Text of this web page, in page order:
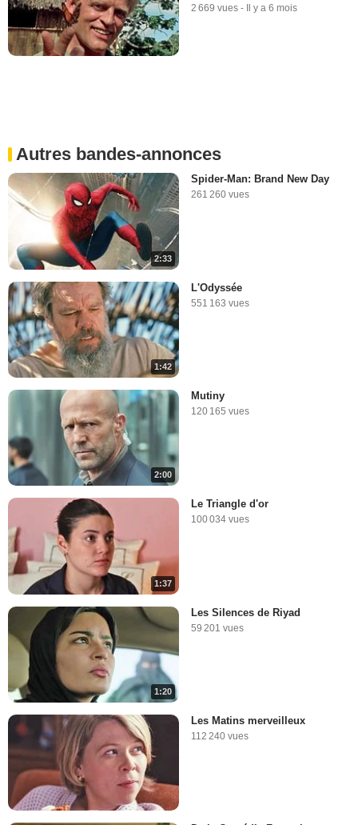
2 669 vues - Il y a 6 mois
Autres bandes-annonces
2:33
Spider-Man: Brand New Day
261 260 vues
1:42
L'Odyssée
551 163 vues
2:00
Mutiny
120 165 vues
1:37
Le Triangle d'or
100 034 vues
1:20
Les Silences de Riyad
59 201 vues
Les Matins merveilleux
112 240 vues